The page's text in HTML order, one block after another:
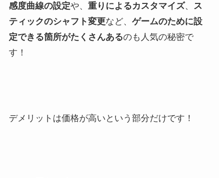
感度曲線の設定や、 重りによるカスタマイズ、
ス
ティックのシャフト変更など、 ゲームのために設
定できる箇所がたくさんあるのも人気の秘密で
す！
デメリットは価格が高いという部分だけです！